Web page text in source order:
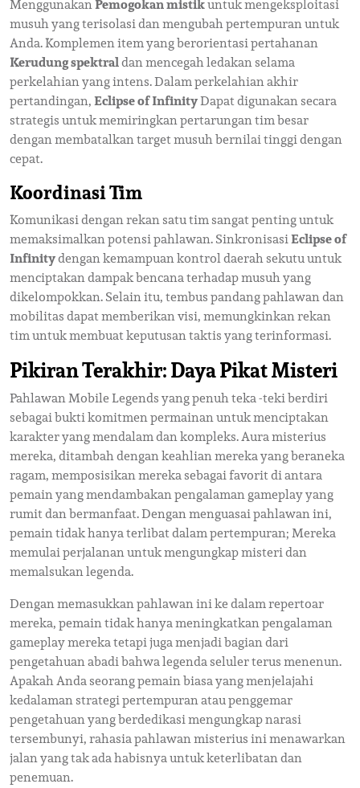
MenggunakanPemogokan mistikuntuk mengeksploitasi
musuh yang terisolasi dan mengubah pertempuran untuk
Anda. Komplemen item yang berorientasi pertahanan
Kerudung spektraldan mencegah ledakan selama
perkelahian yang intens. Dalam perkelahian akhir
pertandingan,Eclipse of InfinityDapat digunakan secara
strategis untuk memiringkan pertarungan tim besar
dengan membatalkan target musuh bernilai tinggi dengan
cepat.
Koordinasi Tim
Komunikasi dengan rekan satu tim sangat penting untuk
memaksimalkan potensi pahlawan. SinkronisasiEclipse of
Infinitydengan kemampuan kontrol daerah sekutu untuk
menciptakan dampak bencana terhadap musuh yang
dikelompokkan. Selain itu, tembus pandang pahlawan dan
mobilitas dapat memberikan visi, memungkinkan rekan
tim untuk membuat keputusan taktis yang terinformasi.
Pikiran Terakhir: Daya Pikat Misteri
Pahlawan Mobile Legends yang penuh teka -teki berdiri
sebagai bukti komitmen permainan untuk menciptakan
karakter yang mendalam dan kompleks. Aura misterius
mereka, ditambah dengan keahlian mereka yang beraneka
ragam, memposisikan mereka sebagai favorit di antara
pemain yang mendambakan pengalaman gameplay yang
rumit dan bermanfaat. Dengan menguasai pahlawan ini,
pemain tidak hanya terlibat dalam pertempuran; Mereka
memulai perjalanan untuk mengungkap misteri dan
memalsukan legenda.
Dengan memasukkan pahlawan ini ke dalam repertoar
mereka, pemain tidak hanya meningkatkan pengalaman
gameplay mereka tetapi juga menjadi bagian dari
pengetahuan abadi bahwa legenda seluler terus menenun.
Apakah Anda seorang pemain biasa yang menjelajahi
kedalaman strategi pertempuran atau penggemar
pengetahuan yang berdedikasi mengungkap narasi
tersembunyi, rahasia pahlawan misterius ini menawarkan
jalan yang tak ada habisnya untuk keterlibatan dan
penemuan.